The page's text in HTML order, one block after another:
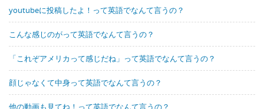
youtubeに投稿したよ！って英語でなんて言うの？
こんな感じのがって英語でなんて言うの？
「これぞアメリカって感じだね」って英語でなんて言うの？
顔じゃなくて中身って英語でなんて言うの？
他の動画も見てね！って英語でなんて言うの？